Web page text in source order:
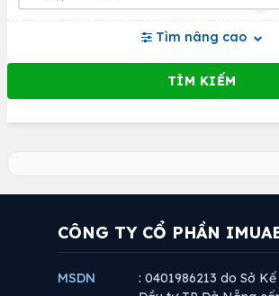
Tìm nâng cao
CÔNG TY CỔ PHẦN
MSDN
: 0401986213 do Sở